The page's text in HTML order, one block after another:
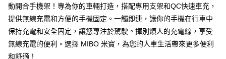
運送方式
全家取貨付款
每筆NT$60，滿NT$699(含以上)免運費
動開合手機架！專為你的車輛打造，搭配專用支架和QC快速車充，
提供無線充電和方便的手機固定。一觸即連，讓你的手機在行車中
保持充電和安全固定，讓您專注於駕駛。揮別煩人的充電線，享受
無線充電的便利。選擇 MIBO 米寶，為您的人車生活帶來更多便利
和舒適！